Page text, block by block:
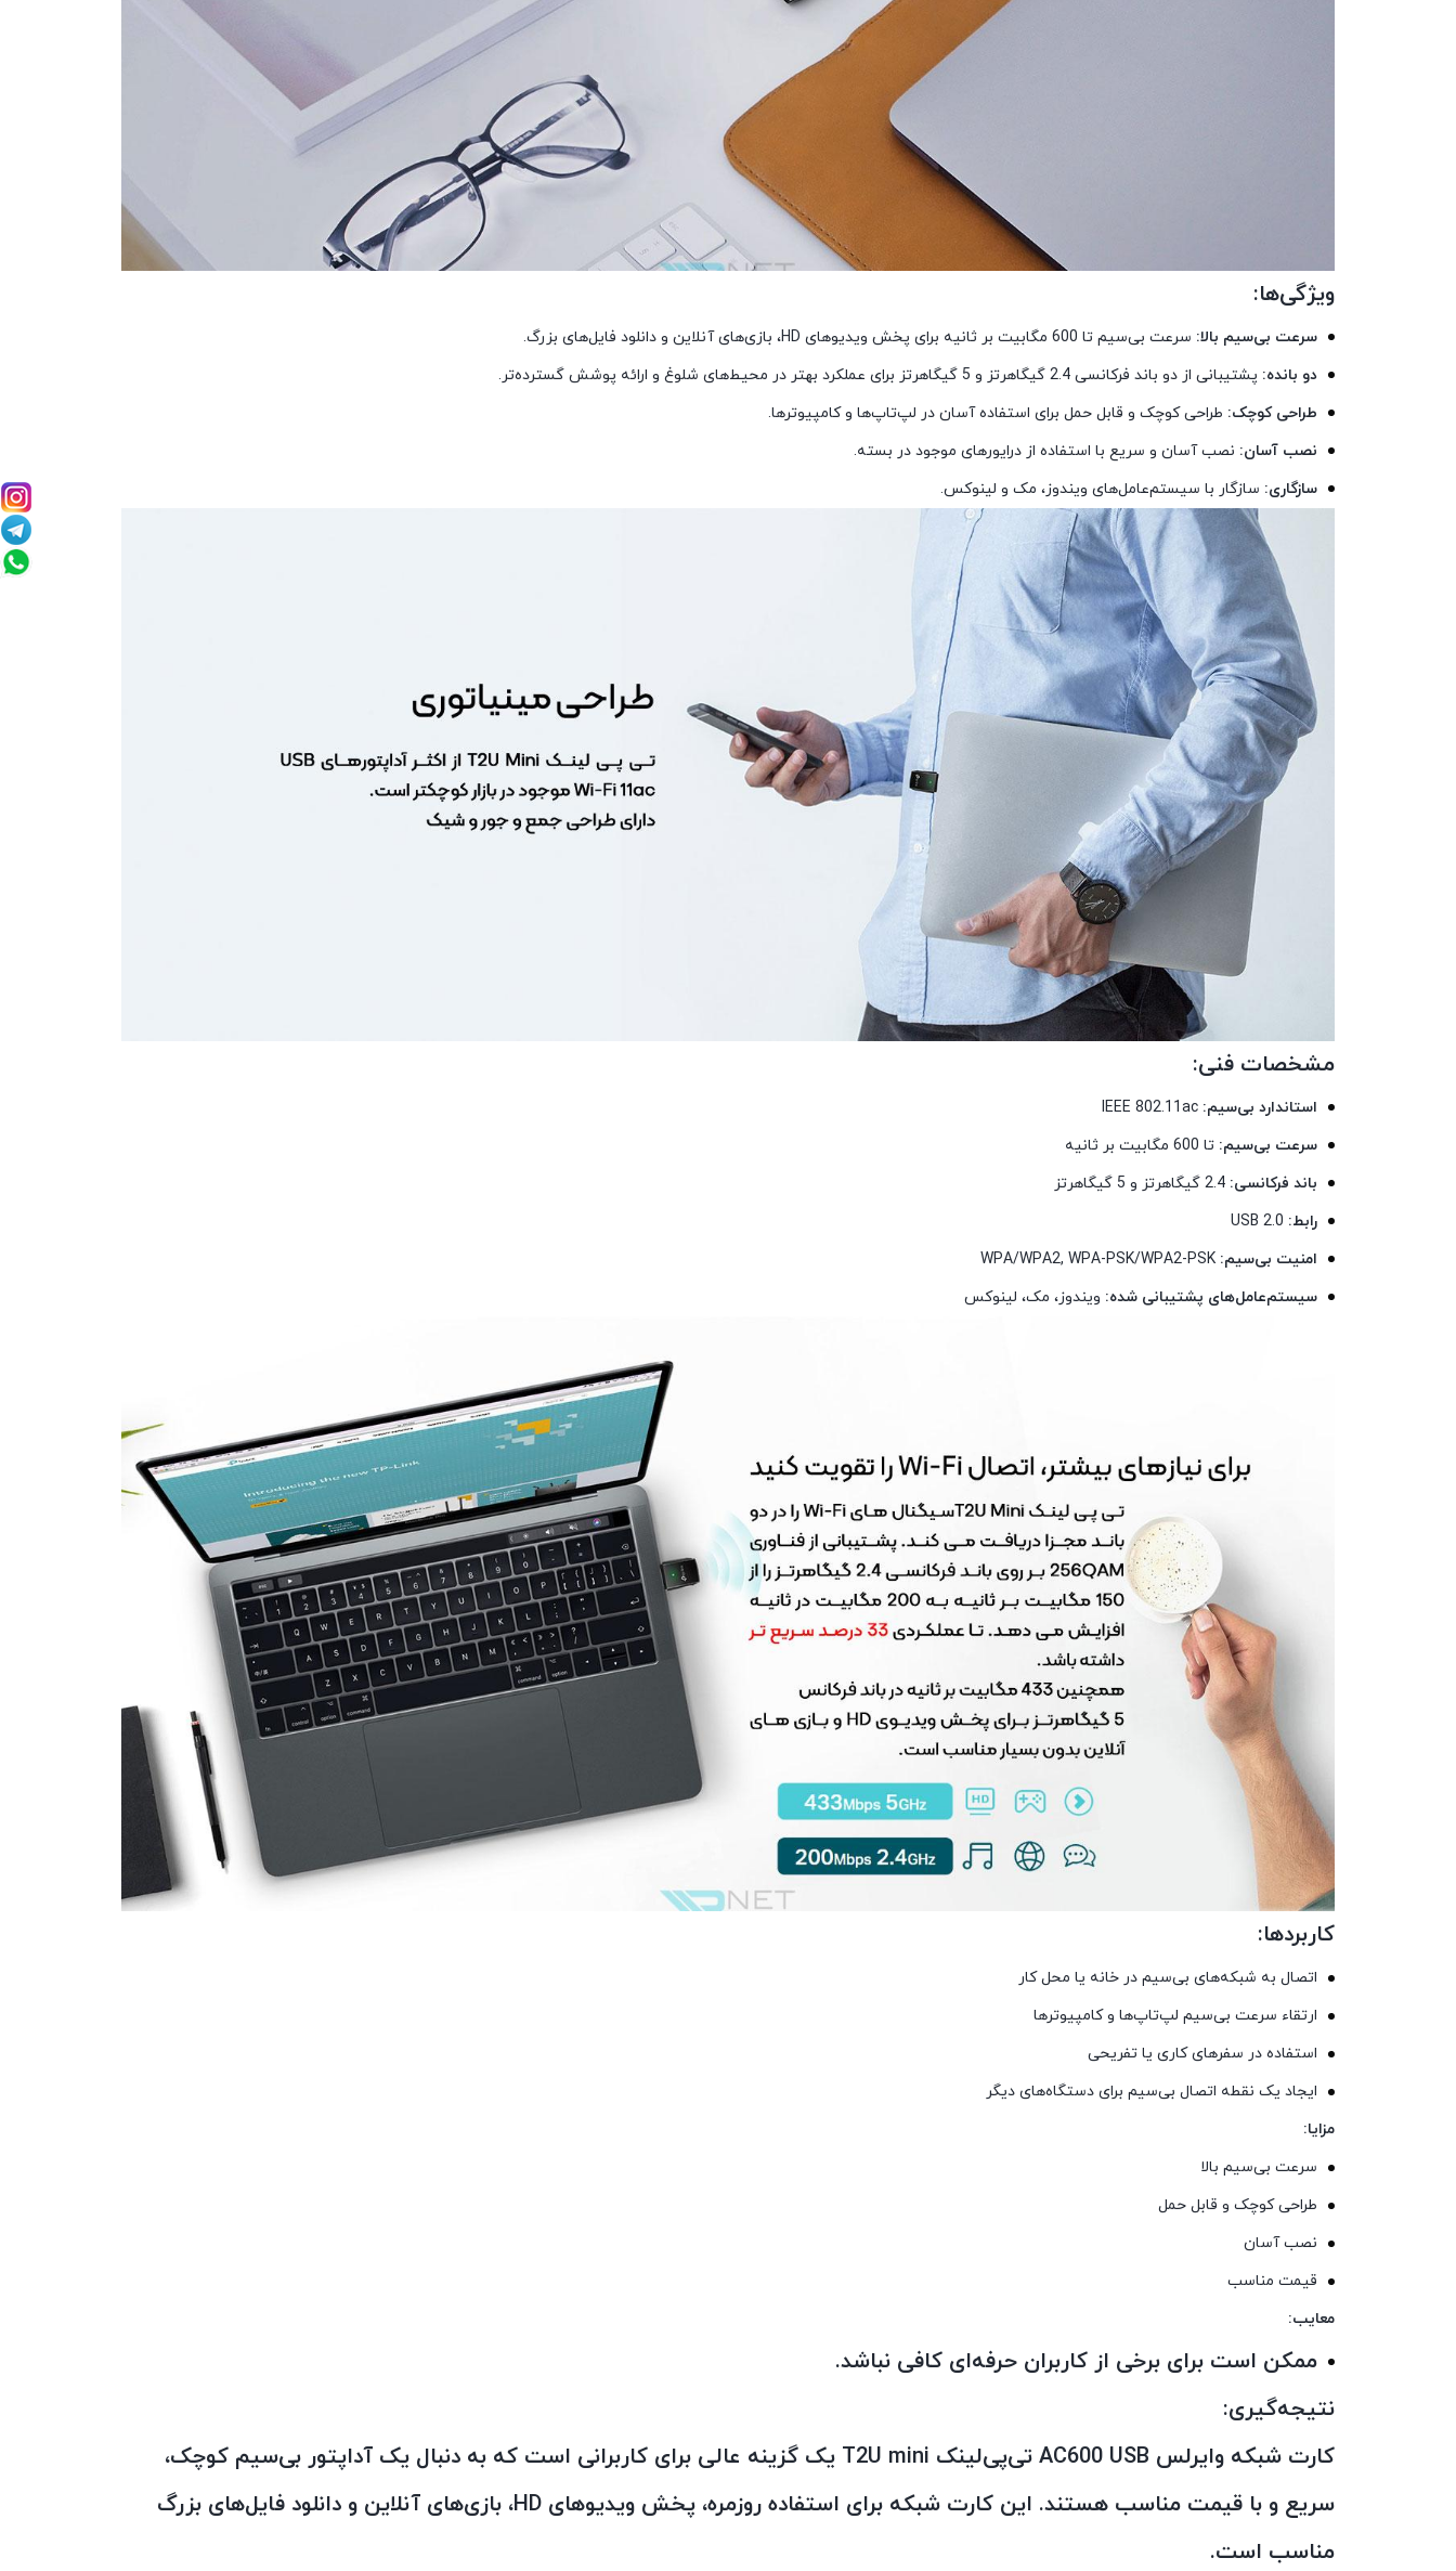
ویژگی‌ها:
سرعت بی‌سیم بالا: سرعت بی‌سیم تا 600 مگابیت بر ثانیه برای پخش ویدیوهای HD، بازی‌های آنلاین و دانلود فایل‌های بزرگ.
دو بانده: پشتیبانی از دو باند فرکانسی 2.4 گیگاهرتز و 5 گیگاهرتز برای عملکرد بهتر در محیط‌های شلوغ و ارائه پوشش گسترده‌تر.
طراحی کوچک: طراحی کوچک و قابل حمل برای استفاده آسان در لپ‌تاپ‌ها و کامپیوترها.
نصب آسان: نصب آسان و سریع با استفاده از درایورهای موجود در بسته.
سازگاری: سازگار با سیستم‌عامل‌های ویندوز، مک و لینوکس.
مشخصات فنی:
استاندارد بی‌سیم:
سرعت بی‌سیم: تا 600 مگابیت بر ثانیه
باند فرکانسی:
رابط:
امنیت بی‌سیم:
سیستم‌عامل‌های پشتیبانی شده: ویندوز، مک، لینوکس
کاربردها:
اتصال به شبکه‌های بی‌سیم در خانه یا محل کار
ارتقاء سرعت بی‌سیم لپ‌تاپ‌ها و کامپیوترها
استفاده در سفرهای کاری یا تفریحی
ایجاد یک نقطه اتصال بی‌سیم برای دستگاه‌های دیگر
مزایا:
سرعت بی‌سیم بالا
طراحی کوچک و قابل حمل
نصب آسان
قیمت مناسب
معایب:
ممکن است برای برخی از کاربران حرفه‌ای کافی نباشد.
نتیجه‌گیری:
کارت شبکه وایرلس AC600 USB تی‌پی‌لینک T2U mini یک گزینه عالی برای کاربرانی است که به دنبال یک آداپتور بی‌سیم کوچک،
سریع و با قیمت مناسب هستند. این کارت شبکه برای استفاده روزمره، پخش ویدیوهای HD، بازی‌های آنلاین و دانلود فایل‌های بزرگ
مناسب است.